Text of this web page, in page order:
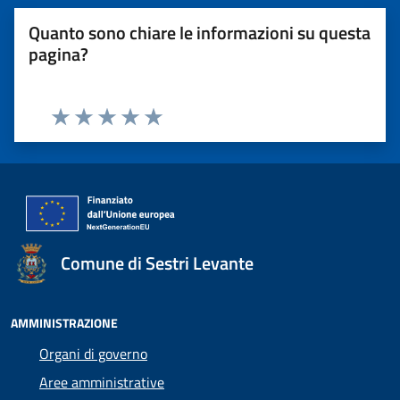
Quanto sono chiare le informazioni su questa
pagina?
Valuta 5 stelle su 5
Valuta 4 stelle su 5
Valuta 3 stelle su 5
Valuta 2 stelle su 5
Valuta 1 stelle su 5
Comune di Sestri Levante
AMMINISTRAZIONE
Organi di governo
Aree amministrative